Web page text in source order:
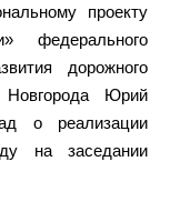
проекту
федерального
дорожного
Новгорода Юрий
о реализации
на заседании